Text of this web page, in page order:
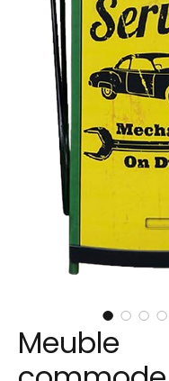
Meuble